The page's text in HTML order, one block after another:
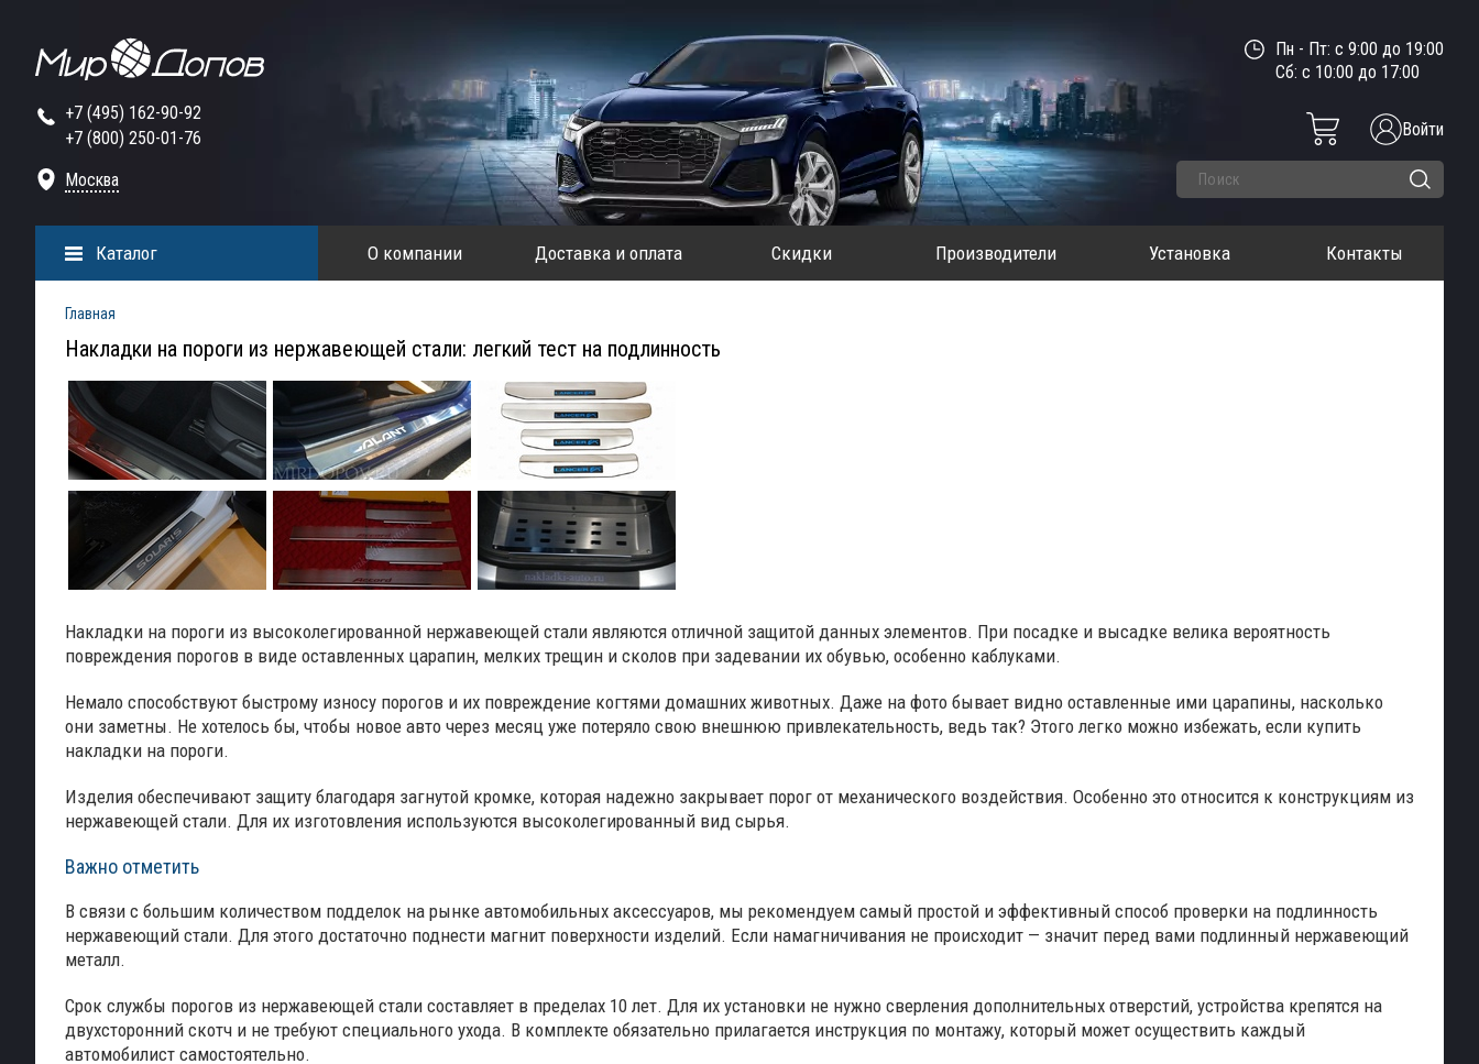
+7 (495) 162-90-92
+7 (800) 250-01-76
Москва
Пн - Пт: с 9:00 до 19:00
Сб: с 10:00 до 17:00
Войти
О компании Доставка и оплата Скидки Производители Установка Контакты
Каталог
Главная
Накладки на пороги из нержавеющей стали: легкий тест на подлинность
Накладки на пороги из высоколегированной нержавеющей стали являются отличной защитой данных элементов. При посадке и высадке велика вероятность
повреждения порогов в виде оставленных царапин, мелких трещин и сколов при задевании их обувью, особенно каблуками.
Немало способствуют быстрому износу порогов и их повреждение когтями домашних животных. Даже на фото бывает видно оставленные ими царапины, насколько
они заметны. Не хотелось бы, чтобы новое авто через месяц уже потеряло свою внешнюю привлекательность, ведь так? Этого легко можно избежать, если купить
накладки на пороги.
Изделия обеспечивают защиту благодаря загнутой кромке, которая надежно закрывает порог от механического воздействия. Особенно это относится к конструкциям из
нержавеющей стали. Для их изготовления используются высоколегированный вид сырья.
Важно отметить
В связи с большим количеством подделок на рынке автомобильных аксессуаров, мы рекомендуем самый простой и эффективный способ проверки на подлинность
нержавеющий стали. Для этого достаточно поднести магнит поверхности изделий. Если намагничивания не происходит — значит перед вами подлинный нержавеющий
металл.
Срок службы порогов из нержавеющей стали составляет в пределах 10 лет. Для их установки не нужно сверления дополнительных отверстий, устройства крепятся на
двухсторонний скотч и не требуют специального ухода. В комплекте обязательно прилагается инструкция по монтажу, который может осуществить каждый
автомобилист самостоятельно.